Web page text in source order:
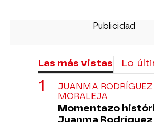
Las más vistas Lo
JUANMA RODRÍGUEZ
MORALEJA
Momentazo
Juanma Rodríguez